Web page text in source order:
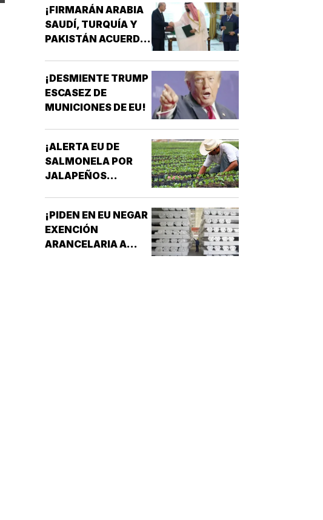
¡FIRMARÁN ARABIA
SAUDÍ, TURQUÍA Y
PAKISTÁN ACUERDO
¡DESMIENTE TRUMP
ESCASEZ DE
MUNICIONES DE EU!
¡ALERTA EU DE
SALMONELA POR
JALAPEÑOS
¡PIDEN EN EU NEGAR
EXENCIÓN
ARANCELARIA A